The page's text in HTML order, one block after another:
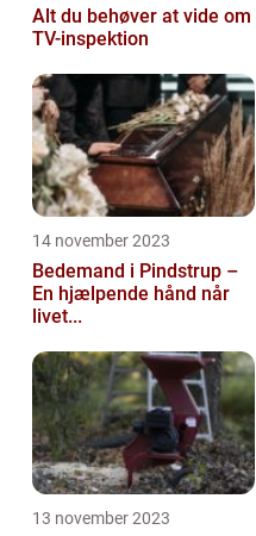
Alt du behøver at vide om
TV-inspektion
14 november 2023
Bedemand i Pindstrup –
En hjælpende hånd når
livet...
13 november 2023